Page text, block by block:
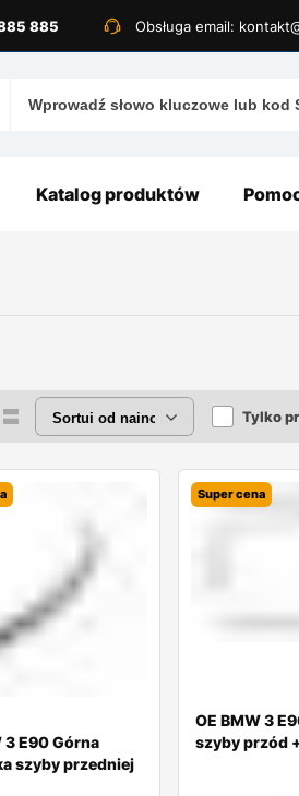
885 Obsługa email:
Katalog produktów
Tylko
3 E90 Górna
szyby przedniej
Super cena
OE BMW 3
szyby przód